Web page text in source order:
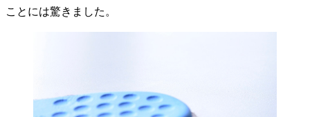
ことには驚きました。